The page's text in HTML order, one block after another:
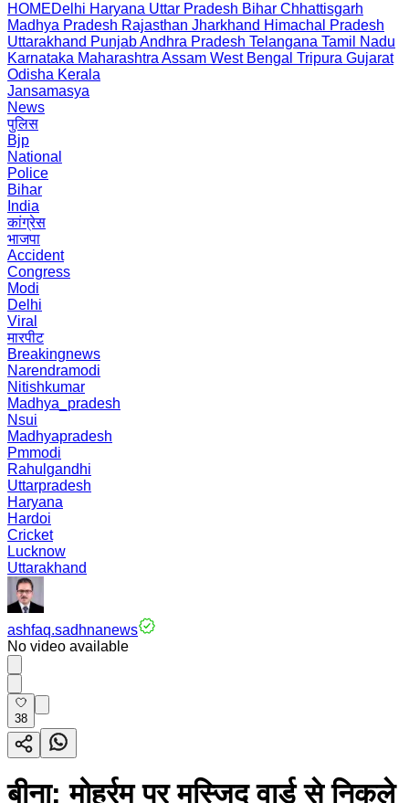
HOMEDelhi Haryana Uttar Pradesh Bihar Chhattisgarh
Madhya Pradesh Rajasthan Jharkhand Himachal Pradesh
Uttarakhand PunjabAndhra Pradesh Telangana Tamil Nadu
Karnataka Maharashtra Assam West Bengal Tripura Gujarat
Odisha Kerala
Jansamasya
News
पुलिस
Bjp
National
Police
Bihar
India
कांग्रेस
भाजपा
Accident
Congress
Modi
Delhi
Viral
मारपीट
Breakingnews
Narendramodi
Nitishkumar
Madhya_pradesh
Nsui
Madhyapradesh
Pmmodi
Rahulgandhi
Uttarpradesh
Haryana
Hardoi
Cricket
Lucknow
Uttarakhand
ashfaq.sadhnanews
No video available
38
बीना: मोहर्रम पर मस्जिद वार्ड से निकले